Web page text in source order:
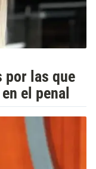
por las que
el penal